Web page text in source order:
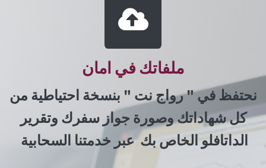
ملفاتك في امان
نحتفظ في " رواج نت " بنسخة احتياطية من
كل شهاداتك وصورة جواز سفرك وتقرير
الداتافلو الخاص بك عبر خدمتنا السحابية